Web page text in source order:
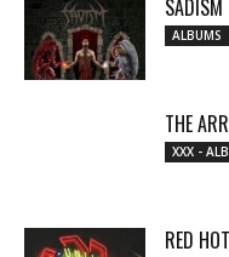
ALBUMS
THE
XXX -
RED